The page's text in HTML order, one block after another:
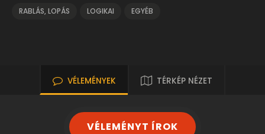
RABLÁS, LOPÁS LOGIKAI EGYÉB
VÉLEMÉNYEK TÉRKÉP NÉZET
VÉLEMÉNYT ÍROK